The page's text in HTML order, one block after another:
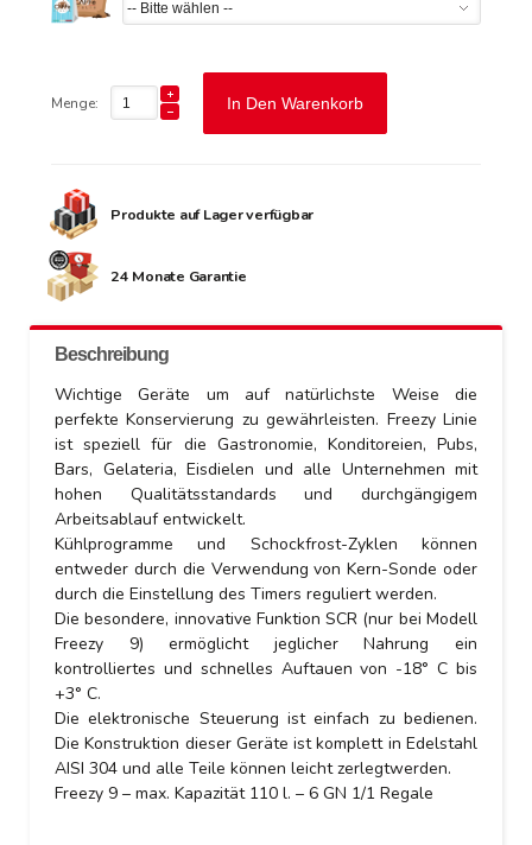
Menge: In Den Warenkorb
Produkte auf Lager verfügbar
24 Monate Garantie
Beschreibung
Wichtige Geräte um auf natürlichste Weise die
perfekte Konservierung zu gewährleisten. Freezy Linie
ist speziell für die Gastronomie, Konditoreien, Pubs,
Bars, Gelateria, Eisdielen und alle Unternehmen mit
hohen Qualitätsstandards und durchgängigem
Arbeitsablauf entwickelt.
Kühlprogramme und Schockfrost-Zyklen können
entweder durch die Verwendung von Kern-Sonde oder
durch die Einstellung des Timers reguliert werden.
Die besondere, innovative Funktion SCR (nur bei Modell
Freezy 9) ermöglicht jeglicher Nahrung ein
kontrolliertes und schnelles Auftauen von -18° C bis
+3° C.
Die elektronische Steuerung ist einfach zu bedienen.
Die Konstruktion dieser Geräte ist komplett in Edelstahl
AISI 304 und alle Teile können leicht zerlegtwerden.
Freezy 9 – max. Kapazität 110 l. – 6 GN 1/1 Regale